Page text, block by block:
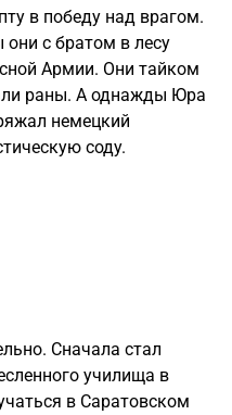
в победу над врагом.
они с братом в лесу
Армии. Они тайком
раны. А однажды Юра
немецкий
соду.
Сначала стал
училища в
в Саратовском